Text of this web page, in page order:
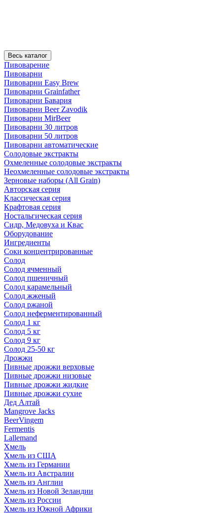
Весь каталог
Пивоварение
Пивоварни
Пивоварни Easy Brew
Пивоварни Grainfather
Пивоварни Бавария
Пивоварни Beer Zavodik
Пивоварни MirBeer
Пивоварни 30 литров
Пивоварни 50 литров
Пивоварни автоматические
Солодовые экстракты
Охмеленные солодовые экстракты
Неохмеленные солодовые экстракты
Зерновые наборы (All Grain)
Авторская серия
Классическая серия
Крафтовая серия
Ностальгическая серия
Сидр, Медовуха и Квас
Оборудование
Ингредиенты
Соки концентрированные
Солод
Солод ячменный
Солод пшеничный
Солод карамельный
Солод жженый
Солод ржаной
Солод неферментированный
Солод 1 кг
Солод 5 кг
Солод 9 кг
Солод 25-50 кг
Дрожжи
Пивные дрожжи верховые
Пивные дрожжи низовые
Пивные дрожжи жидкие
Пивные дрожжи сухие
Дед Алтай
Mangrove Jacks
BeerVingem
Fermentis
Lallemand
Хмель
Хмель из США
Хмель из Германии
Хмель из Австралии
Хмель из Англии
Хмель из Новой Зеландии
Хмель из России
Хмель из Южной Африки